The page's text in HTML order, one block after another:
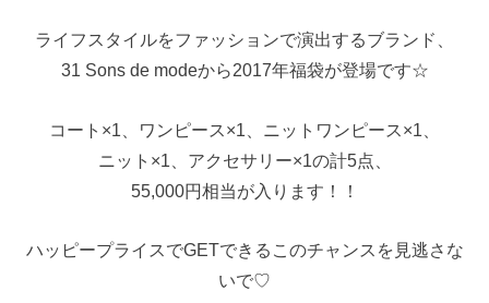
ライフスタイルをファッションで演出するブランド、
31 Sons de modeから2017年福袋が登場です☆
コート×1、ワンピース×1、ニットワンピース×1、
ニット×1、アクセサリー×1の計5点、
55,000円相当が入ります！！
ハッピープライスでGETできるこのチャンスを見逃さな
いで♡